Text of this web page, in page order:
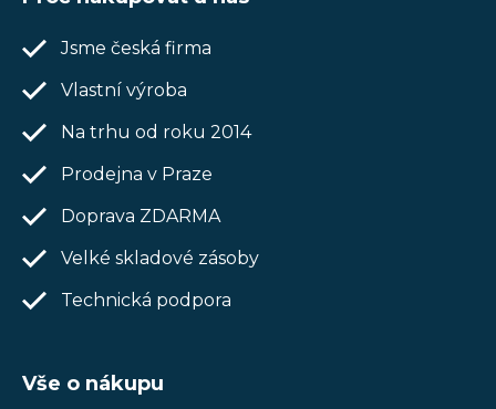
Jsme česká firma
Vlastní výroba
Na trhu od roku 2014
Prodejna v Praze
Doprava ZDARMA
Velké skladové zásoby
Technická podpora
Vše o nákupu